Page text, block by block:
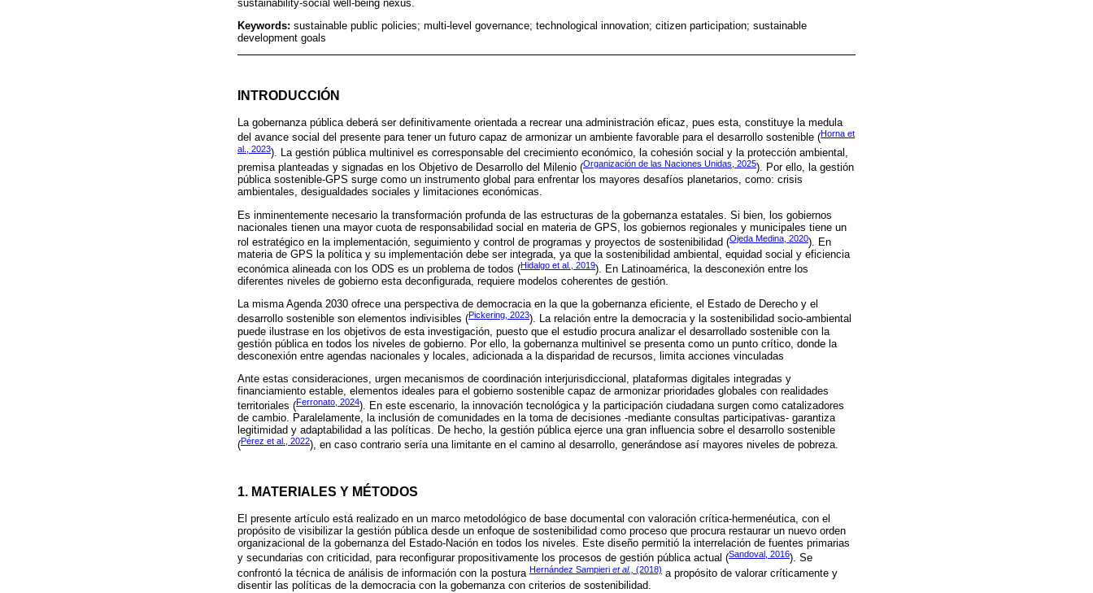
sustainability-social well-being nexus.
Keywords: sustainable public policies; multi-level governance; technological innovation; citizen participation; sustainable
development goals
INTRODUCCIÓN
La gobernanza pública deberá ser definitivamente orientada a recrear una administración eficaz, pues esta, constituye la medula
del avance social del presente para tener un futuro capaz de armonizar un ambiente favorable para el desarrollo sostenible (Horna et
al., 2023). La gestión pública multinivel es corresponsable del crecimiento económico, la cohesión social y la protección ambiental,
premisa planteadas y signadas en los Objetivo de Desarrollo del Milenio (Organización de las Naciones Unidas, 2025). Por ello, la gestión
pública sostenible-GPS surge como un instrumento global para enfrentar los mayores desafíos planetarios, como: crisis
ambientales, desigualdades sociales y limitaciones económicas.
Es inminentemente necesario la transformación profunda de las estructuras de la gobernanza estatales. Si bien, los gobiernos
nacionales tienen una mayor cuota de responsabilidad social en materia de GPS, los gobiernos regionales y municipales tiene un
rol estratégico en la implementación, seguimiento y control de programas y proyectos de sostenibilidad (Ojeda Medina, 2020). En
materia de GPS la política y su implementación debe ser integrada, ya que la sostenibilidad ambiental, equidad social y eficiencia
económica alineada con los ODS es un problema de todos (Hidalgo et al., 2019). En Latinoamérica, la desconexión entre los
diferentes niveles de gobierno esta deconfigurada, requiere modelos coherentes de gestión.
La misma Agenda 2030 ofrece una perspectiva de democracia en la que la gobernanza eficiente, el Estado de Derecho y el
desarrollo sostenible son elementos indivisibles (Pickering, 2023). La relación entre la democracia y la sostenibilidad socio-ambiental
puede ilustrase en los objetivos de esta investigación, puesto que el estudio procura analizar el desarrollado sostenible con la
gestión pública en todos los niveles de gobierno. Por ello, la gobernanza multinivel se presenta como un punto crítico, donde la
desconexión entre agendas nacionales y locales, adicionada a la disparidad de recursos, limita acciones vinculadas
Ante estas consideraciones, urgen mecanismos de coordinación interjurisdiccional, plataformas digitales integradas y
financiamiento estable, elementos ideales para el gobierno sostenible capaz de armonizar prioridades globales con realidades
territoriales (Ferronato, 2024). En este escenario, la innovación tecnológica y la participación ciudadana surgen como catalizadores
de cambio. Paralelamente, la inclusión de comunidades en la toma de decisiones -mediante consultas participativas- garantiza
legitimidad y adaptabilidad a las políticas. De hecho, la gestión pública ejerce una gran influencia sobre el desarrollo sostenible
(Pérez et al., 2022), en caso contrario sería una limitante en el camino al desarrollo, generándose así mayores niveles de pobreza.
1. MATERIALES Y MÉTODOS
El presente artículo está realizado en un marco metodológico de base documental con valoración crítica-hermenéutica, con el
propósito de visibilizar la gestión pública desde un enfoque de sostenibilidad como proceso que procura restaurar un nuevo orden
organizacional de la gobernanza del Estado-Nación en todos los niveles. Este diseño permitió la interrelación de fuentes primarias
y secundarias con criticidad, para reconfigurar propositivamente los procesos de gestión pública actual (Sandoval, 2016). Se
confrontó la técnica de análisis de información con la postura Hernández Sampieri et al., (2018) a propósito de valorar críticamente y
disentir las políticas de la democracia con la gobernanza con criterios de sostenibilidad.